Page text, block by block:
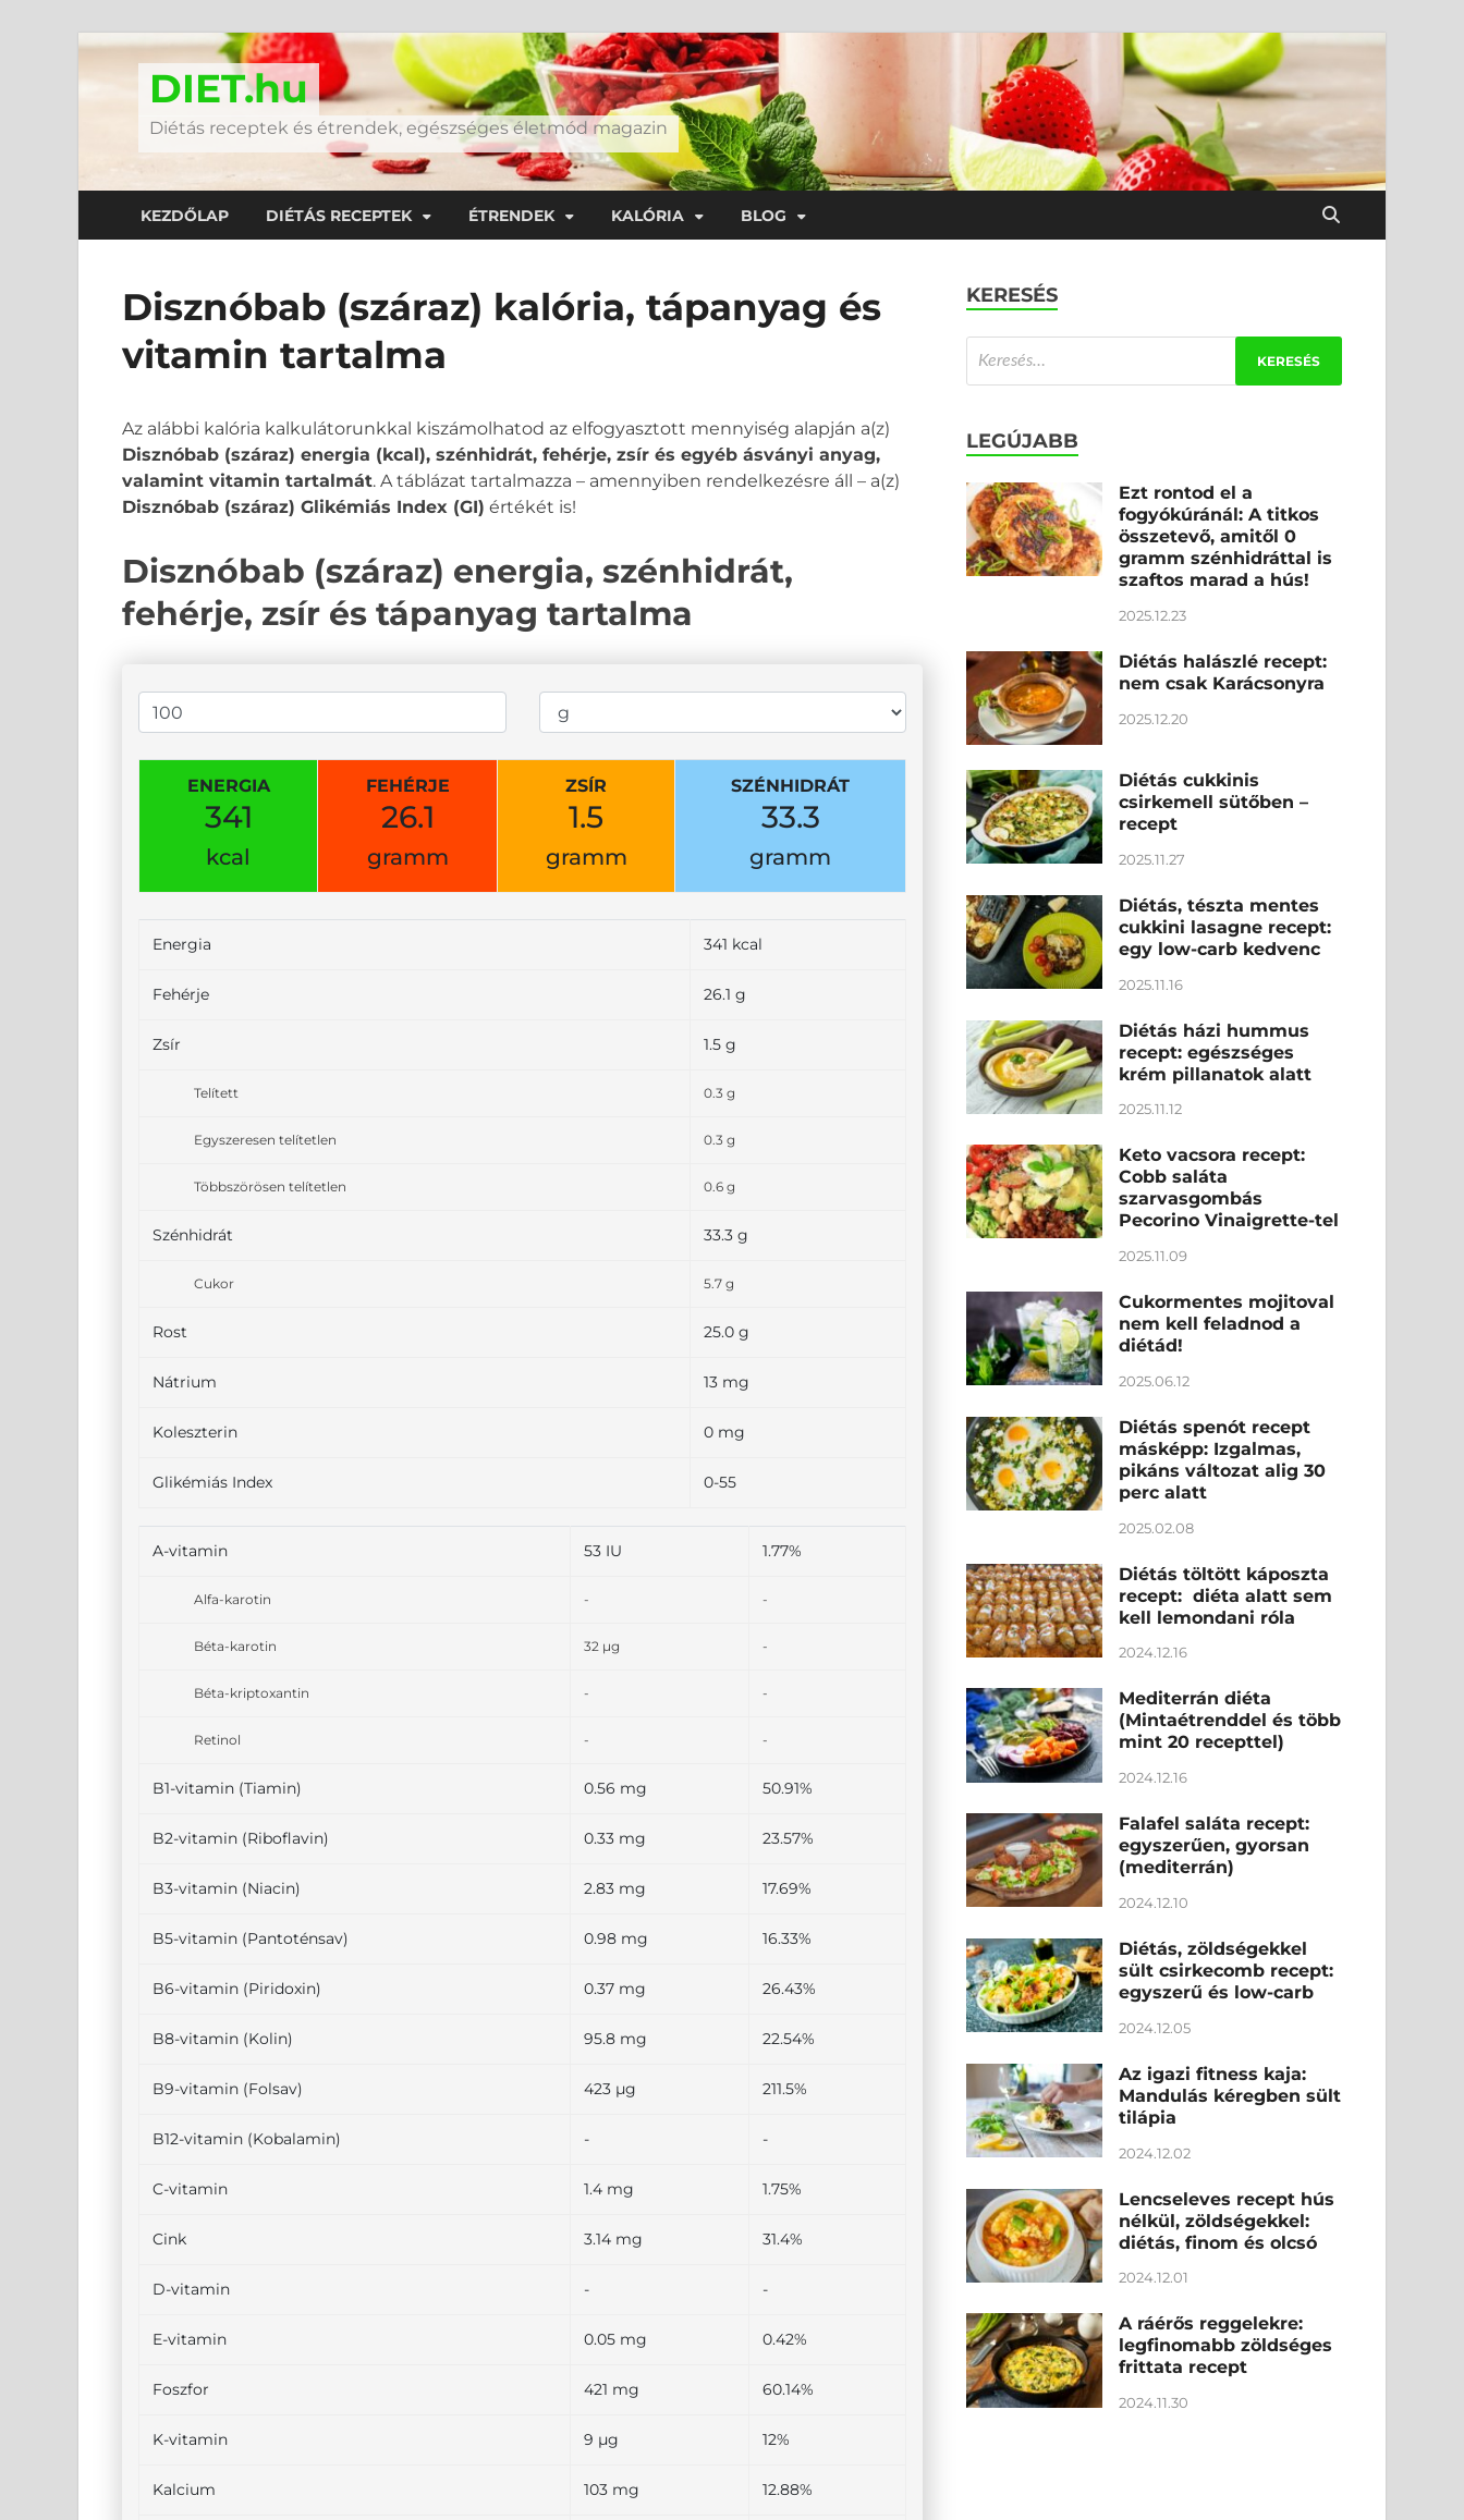
DIET.hu
Diétás receptek és étrendek, egészséges életmód magazin
KEZDŐLAP DIÉTÁS RECEPTEK ÉTRENDEK KALÓRIA BLOG
Disznóbab (száraz) kalória, tápanyag és
vitamin tartalma
Az alábbi kalória kalkulátorunkkal kiszámolhatod az elfogyasztott mennyiség alapján a(z)
Disznóbab (száraz) energia (kcal), szénhidrát, fehérje, zsír és egyéb ásványi anyag,
valamint vitamin tartalmát. A táblázat tartalmazza – amennyiben rendelkezésre áll – a(z)
Disznóbab (száraz) Glikémiás Index (GI) értékét is!
Disznóbab (száraz) energia, szénhidrát,
fehérje, zsír és tápanyag tartalma
ENERGIA
341
kcal
FEHÉRJE
26.1
gramm
ZSÍR
1.5
gramm
SZÉNHIDRÁT
33.3
gramm
Energia 341 kcal
Fehérje 26.1 g
Zsír 1.5 g
Telített 0.3 g
Egyszeresen telítetlen 0.3 g
Többszörösen telítetlen 0.6 g
Szénhidrát 33.3 g
Cukor 5.7 g
Rost 25.0 g
Nátrium 13 mg
Koleszterin 0 mg
Glikémiás Index 0-55
A-vitamin 53 IU 1.77%
Alfa-karotin - -
Béta-karotin 32 µg -
Béta-kriptoxantin - -
Retinol - -
B1-vitamin (Tiamin) 0.56 mg 50.91%
B2-vitamin (Riboflavin) 0.33 mg 23.57%
B3-vitamin (Niacin) 2.83 mg 17.69%
B5-vitamin (Pantoténsav) 0.98 mg 16.33%
B6-vitamin (Piridoxin) 0.37 mg 26.43%
B8-vitamin (Kolin) 95.8 mg 22.54%
B9-vitamin (Folsav) 423 µg 211.5%
B12-vitamin (Kobalamin) - -
C-vitamin 1.4 mg 1.75%
Cink 3.14 mg 31.4%
D-vitamin - -
E-vitamin 0.05 mg 0.42%
Foszfor 421 mg 60.14%
K-vitamin 9 µg 12%
Kalcium 103 mg 12.88%
KERESÉS
LEGÚJABB
Ezt rontod el a
fogyókúránál: A titkos
összetevő, amitől 0
gramm szénhidráttal is
szaftos marad a hús!
2025.12.23
Diétás halászlé recept:
nem csak Karácsonyra
2025.12.20
Diétás cukkinis
csirkemell sütőben –
recept
2025.11.27
Diétás, tészta mentes
cukkini lasagne recept:
egy low-carb kedvenc
2025.11.16
Diétás házi hummus
recept: egészséges
krém pillanatok alatt
2025.11.12
Keto vacsora recept:
Cobb saláta
szarvasgombás
Pecorino Vinaigrette-tel
2025.11.09
Cukormentes mojitoval
nem kell feladnod a
diétád!
2025.06.12
Diétás spenót recept
másképp: Izgalmas,
pikáns változat alig 30
perc alatt
2025.02.08
Diétás töltött káposzta
recept: diéta alatt sem
kell lemondani róla
2024.12.16
Mediterrán diéta
(Mintaétrenddel és több
mint 20 recepttel)
2024.12.16
Falafel saláta recept:
egyszerűen, gyorsan
(mediterrán)
2024.12.10
Diétás, zöldségekkel
sült csirkecomb recept:
egyszerű és low-carb
2024.12.05
Az igazi fitness kaja:
Mandulás kéregben sült
tilápia
2024.12.02
Lencseleves recept hús
nélkül, zöldségekkel:
diétás, finom és olcsó
2024.12.01
A ráérős reggelekre:
legfinomabb zöldséges
frittata recept
2024.11.30